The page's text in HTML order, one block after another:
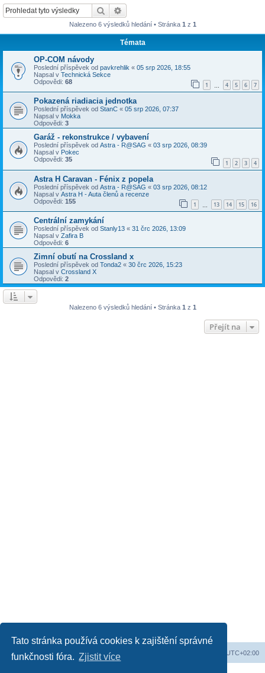
Tato stránka používá cookies k zajištění správné
funkčnosti fóra. Zjistit více
Hledat
Nalezeno 6 výsledků hledání • Stránka 1 z 1
Témata
OP-COM návody
Poslední příspěvek od pavkrehlik « 05 srp 2026, 18:55
Napsal v Technická Sekce
Odpovědi: 68 1 4 5 6 7
Pokazená riadiacia jednotka
Poslední příspěvek od StanC « 05 srp 2026, 07:37
Napsal v Mokka
Odpovědi: 3
Garáž - rekonstrukce / vybavení
Poslední příspěvek od Astra - R@SAG « 03 srp 2026, 08:39
Napsal v Pokec
Odpovědi: 35 1 2 3 4
Astra H Caravan - Fénix z popela
Poslední příspěvek od Astra - R@SAG « 03 srp 2026, 08:12
Napsal v Astra H - Auta členů a recenze
Odpovědi: 155 1 13 14 15 16
Centrální zamykání
Poslední příspěvek od Stanly13 « 31 črc 2026, 13:09
Napsal v Zafira B
Odpovědi: 6
Zimní obutí na Crossland x
Poslední příspěvek od Tonda2 « 30 črc 2026, 15:23
Napsal v Crossland X
Odpovědi: 2
Nalezeno 6 výsledků hledání • Stránka 1z 1
Přejít na
Obsah fóra UTC+02:00